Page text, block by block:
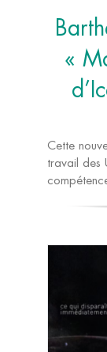
«
Cette
travail des